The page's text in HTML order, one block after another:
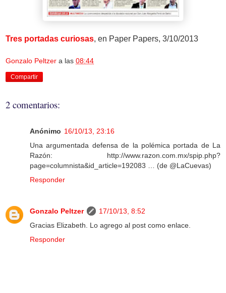
Tres portadas curiosas, en Paper Papers, 3/10/2013
Gonzalo Peltzer a las 08:44
Compartir
2 comentarios:
Anónimo 16/10/13, 23:16
Una argumentada defensa de la polémica portada de La
Razón: http://www.razon.com.mx/spip.php?
page=columnista&id_article=192083 … (de @LaCuevas)
Responder
Gonzalo Peltzer
17/10/13, 8:52
Gracias Elizabeth. Lo agrego al post como enlace.
Responder